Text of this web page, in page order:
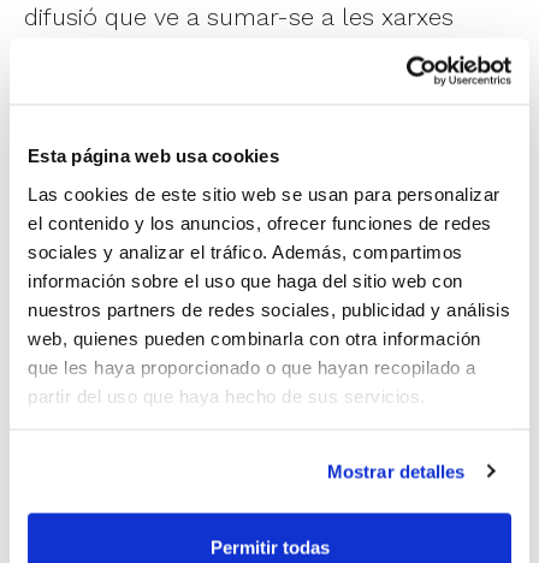
Esta página web usa cookies
Las cookies de este sitio web se usan para personalizar
el contenido y los anuncios, ofrecer funciones de redes
sociales y analizar el tráfico. Además, compartimos
información sobre el uso que haga del sitio web con
nuestros partners de redes sociales, publicidad y análisis
web, quienes pueden combinarla con otra información
que les haya proporcionado o que hayan recopilado a
partir del uso que haya hecho de sus servicios.
Mostrar detalles
Permitir todas
difusió que ve a sumar-se a les xarxes
socials i a la pròpia web. A més, és una
ells.
Segueix el Canal WhatsApp FBCV fent clic
en este enllaç. Una vegada que el
seguisques, el canal apareixerà en una
pestanya independent, separada dels teus
NOVETATS (abans dit Estats), per la qual